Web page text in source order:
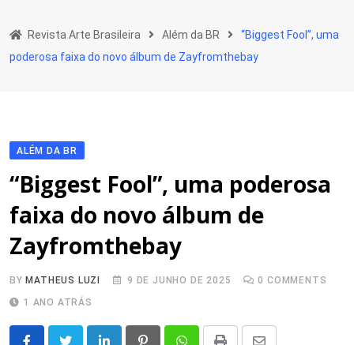
to
content
Revista Arte Brasileira Além da BR
“Biggest Fool”, uma
poderosa faixa do novo álbum de Zayfromthebay
ALÉM DA BR
“Biggest Fool”, uma poderosa
faixa do novo álbum de
Zayfromthebay
BY MATHEUS LUZI 9 DE JUNHO DE 2025 0 COMMENTS
1 ANO ATRÁS